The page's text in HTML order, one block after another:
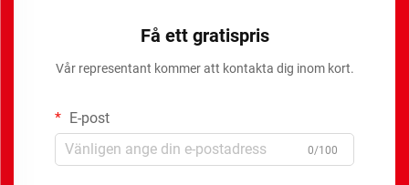
Få ett gratispris
Vår representant kommer att kontakta dig inom kort.
E-post
0/100